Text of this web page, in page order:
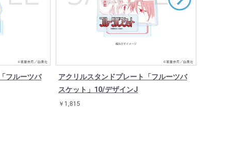
フルーツバ
アクリルスタンドプレート「フルーツバ
スケット」10/デザインJ
￥1,815